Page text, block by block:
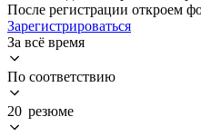
После регистрации откроем
Зарегистрироваться
За всё время
По соответствию
20 резюме